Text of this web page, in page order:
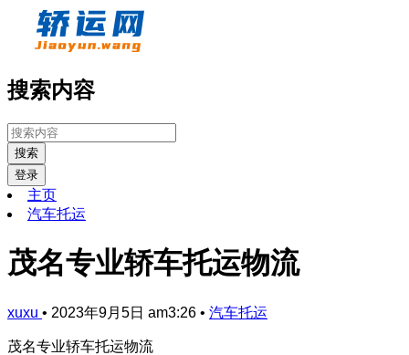
搜索内容
搜索
登录
主页
汽车托运
茂名专业轿车托运物流
xuxu • 2023年9月5日 am3:26 • 汽车托运
茂名专业轿车托运物流